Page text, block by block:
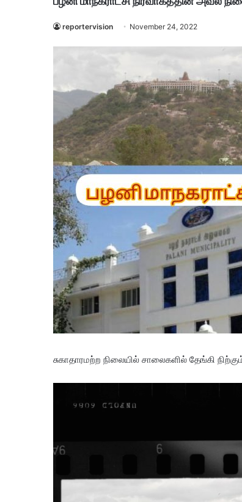
reportervision November 24, 2022
சுகாதாரமற்ற நிலையில் சாலைகளில் தேங்கி